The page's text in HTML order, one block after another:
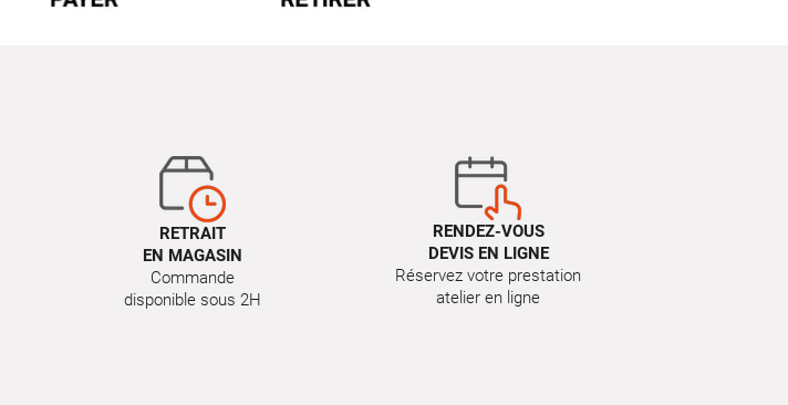
RETRAIT
EN MAGASIN
Commande
disponible sous 2H
RENDEZ-VOUS
DEVIS EN LIGNE
Réservez votre prestation
atelier en ligne